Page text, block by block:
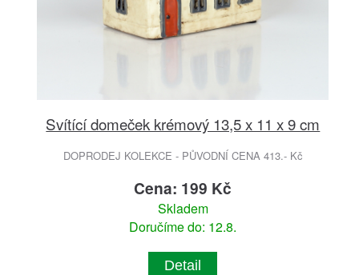
Svítící domeček krémový 13,5 x 11 x 9 cm
DOPRODEJ KOLEKCE - PŮVODNÍ CENA 413.- Kč
Cena: 199 Kč
Skladem
Doručíme do: 12.8.
Detail